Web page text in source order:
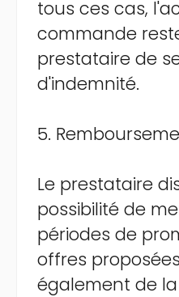
tous ces cas,
commande
prestataire de
d'indemnité.
5.
Le prestataire
possibilité de
périodes de
offres
également de